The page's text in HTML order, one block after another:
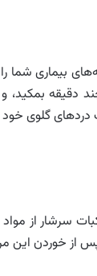
بیماری شما را
دقیقه
گلوی
سرشار از
از خوردن این